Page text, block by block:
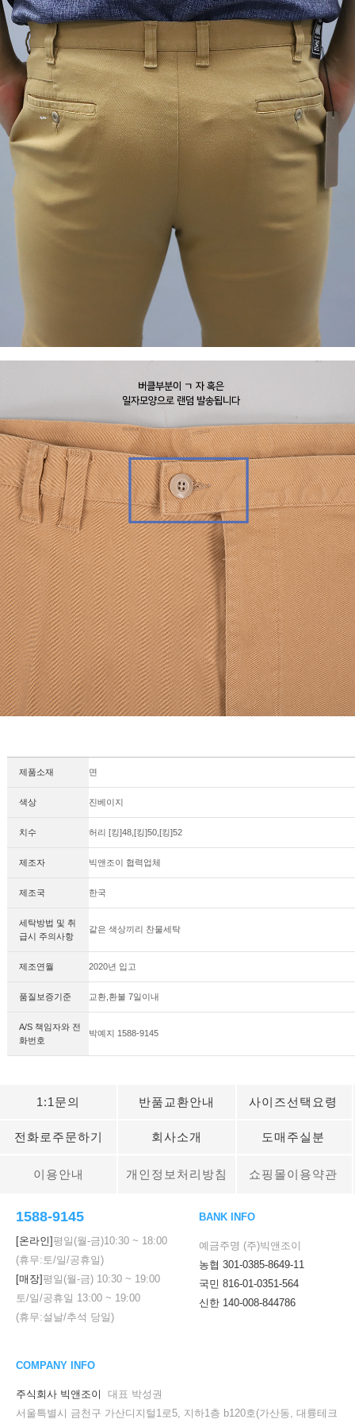
제품소재 면
색상 진베이지
치수 허리 [킹]48,[킹]50,[킹]52
제조자 빅앤조이 협력업체
제조국 한국
세탁방법 및 취
급시 주의사항
같은 색상끼리 찬물세탁
제조연월 2020년 입고
품질보증기준 교환,환불 7일이내
A/S 책임자와 전
화번호
박예지 1588-9145
1:1문의 반품교환안내 사이즈선택요령
전화로주문하기 회사소개 도매주실분
이용안내 개인정보처리방침 쇼핑몰이용약관
1588-9145
[온라인]평일(월-금)10:30 ~ 18:00
(휴무:토/일/공휴일)
[매장]평일(월-금) 10:30 ~ 19:00
토/일/공휴일 13:00 ~ 19:00
(휴무:설날/추석 당일)
BANK INFO
예금주명 (주)빅앤조이
농협 301-0385-8649-11
국민 816-01-0351-564
신한 140-008-844786
COMPANY INFO
주식회사 빅앤조이
대표 박성권
서울특별시 금천구 가산디지털1로5, 지하1층 b120호(가산동, 대륭테크